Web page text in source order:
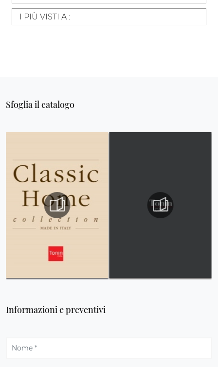
I PIÙ VISTI A :
Sfoglia il catalogo
Informazioni e preventivi